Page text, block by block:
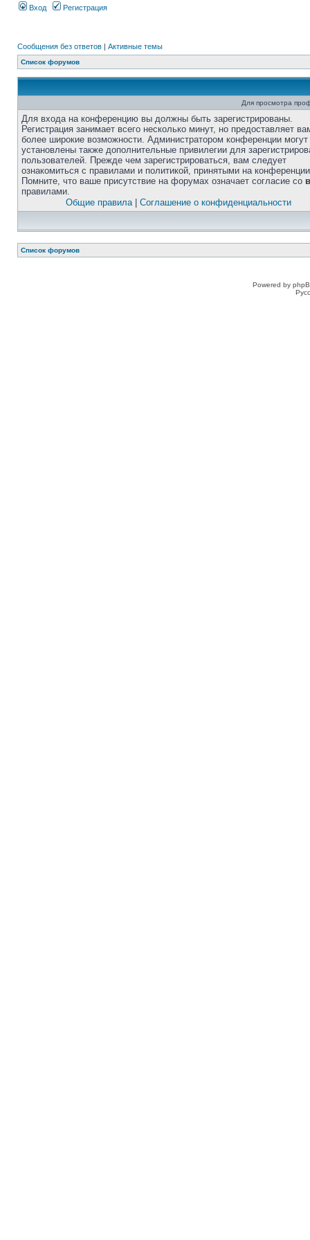
Вход Регистрация
Сообщения без ответов | Активные темы
Список форумов
Для просмотра
Для входа на конференцию вы должны быть зарегистрированы.
Регистрация занимает всего несколько минут, но предоставляет
более широкие возможности. Администратором конференции
установлены также дополнительные привилегии для
пользователей. Прежде чем зарегистрироваться, вам следует
ознакомиться с правилами и политикой, принятыми на
Помните, что ваше присутствие на форумах означает согласие со
правилами.
Общие правила| Соглашение о конфиденциальности
Список форумов
Powered by